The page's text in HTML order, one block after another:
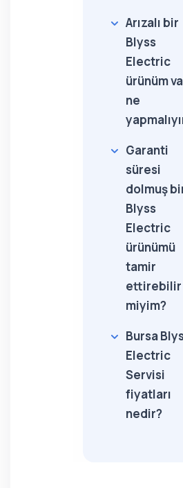
Arızalı bir
Blyss
Electric
ürünüm
ne
Garanti
süresi
dolmuş
Blyss
Electric
ürünümü
tamir
ettirebilir
miyim?
Bursa
Electric
Servisi
fiyatları
nedir?